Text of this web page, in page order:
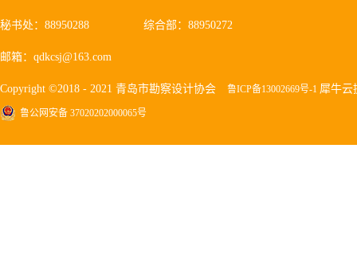
秘书处：88950288 综合部：88950272
邮箱：qdkcsj@163.com
Copyright ©2018 - 2021 青岛市勘察设计协会 鲁ICP备13002669号-1 犀牛云
鲁公网安备 37020202000065号